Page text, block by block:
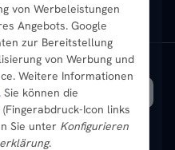
von Werbeleistungen
Angebots. Google
zur Bereitstellung
von Werbung und
Weitere Informationen
. Sie können die
Icon links
Sie unter Konfigurieren
.
ZubehörAktuelle Angebote
VERSAND MIT